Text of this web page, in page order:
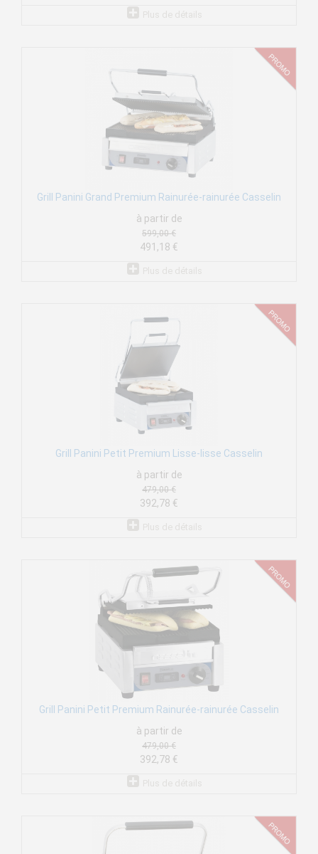
Grill Panini Grand Premium Rainurée-rainurée Casselin
à partir de
599,00 €
491,18 €
Grill Panini Petit Premium Lisse-lisse Casselin
à partir de
479,00 €
392,78 €
Grill Panini Petit Premium Rainurée-rainurée Casselin
à partir de
479,00 €
392,78 €